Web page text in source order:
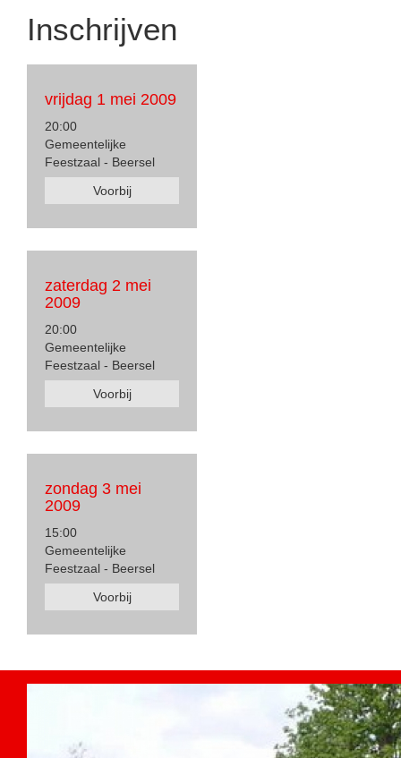
Inschrijven
vrijdag 1 mei 2009
20:00
Gemeentelijke
Feestzaal - Beersel
Voorbij
zaterdag 2 mei
2009
20:00
Gemeentelijke
Feestzaal - Beersel
Voorbij
zondag 3 mei
2009
15:00
Gemeentelijke
Feestzaal - Beersel
Voorbij